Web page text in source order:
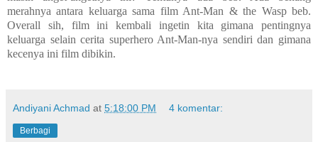
merahnya antara keluarga sama film Ant-Man & the Wasp beb.
Overall sih, film ini kembali ingetin kita gimana pentingnya
keluarga selain cerita superhero Ant-Man-nya sendiri dan gimana
kecenya ini film dibikin.
Andiyani Achmad at 5:18:00 PM 4 komentar:
Berbagi